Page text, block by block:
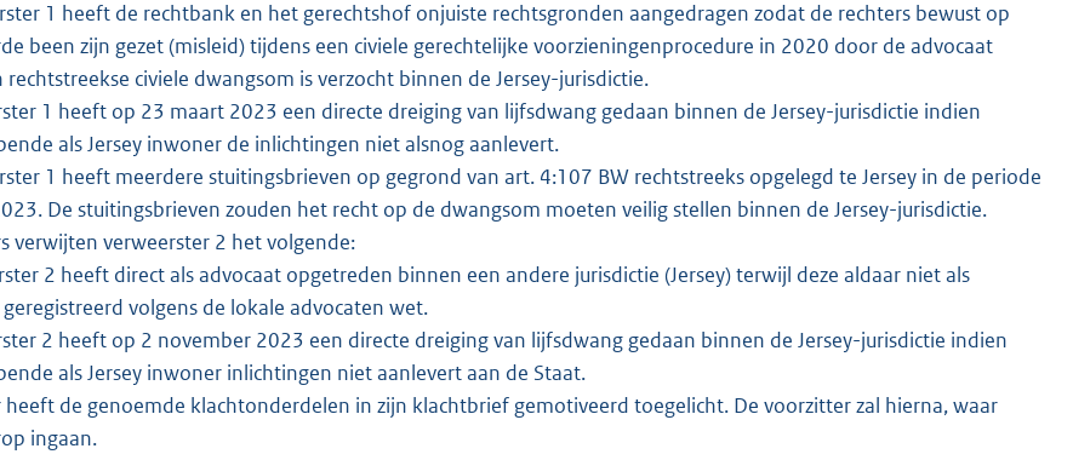
1 heeft de rechtbank en het gerechtshof onjuiste rechtsgronden aangedragen zodat de rechters bewust op
been zijn gezet (misleid) tijdens een civiele gerechtelijke voorzieningenprocedure in 2020 door de advocaat
civiele dwangsom is verzocht binnen de Jersey-jurisdictie.
1 heeft op 23 maart 2023 een directe dreiging van lijfsdwang gedaan binnen de Jersey-jurisdictie indien
als Jersey inwoner de inlichtingen niet alsnog aanlevert.
1 heeft meerdere stuitingsbrieven op gegrond van art. 4:107 BW rechtstreeks opgelegd te Jersey in de periode
De stuitingsbrieven zouden het recht op de dwangsom moeten veilig stellen binnen de Jersey-jurisdictie.
verwijten verweerster 2 het volgende:
2 heeft direct als advocaat opgetreden binnen een andere jurisdictie (Jersey) terwijl deze aldaar niet als
volgens de lokale advocaten wet.
2 heeft op 2 november 2023 een directe dreiging van lijfsdwang gedaan binnen de Jersey-jurisdictie indien
als Jersey inwoner inlichtingen niet aanlevert aan de Staat.
de genoemde klachtonderdelen in zijn klachtbrief gemotiveerd toegelicht. De voorzitter zal hierna, waar
ingaan.